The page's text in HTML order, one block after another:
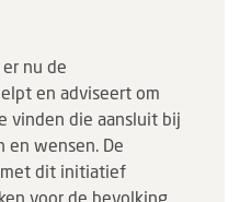
nu de
en adviseert om
vinden die aansluit bij
en wensen. De
dit initiatief
voor de bevolking